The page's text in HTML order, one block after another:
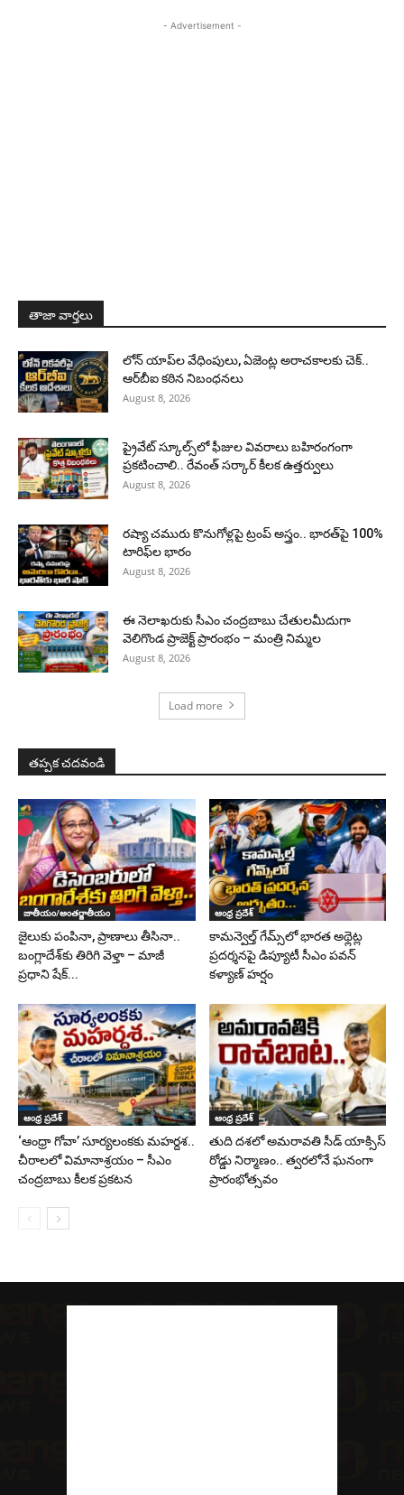
- Advertisement -
తాజా వార్తలు
లోన్ యాప్‌ల వేధింపులు, ఏజెంట్ల అరాచకాలకు చెక్..
ఆర్‌బీఐ కఠిన నిబంధనలు
August 8, 2026
ప్రైవేట్ స్కూల్స్‌లో ఫీజుల వివరాలు బహిరంగంగా
ప్రకటించాలి.. రేవంత్ సర్కార్ కీలక ఉత్తర్వులు
August 8, 2026
రష్యా చమురు కొనుగోళ్లపై ట్రంప్ అస్త్రం.. భారత్‌పై 100%
టారిఫ్‌ల భారం
August 8, 2026
ఈ నెలాఖరుకు సీఎం చంద్రబాబు చేతులమీదుగా
వెలిగొండ ప్రాజెక్ట్‌ ప్రారంభం – మంత్రి నిమ్మల
August 8, 2026
Load more
తప్పక చదవండి
జాతీయం/అంతర్జాతీయం
జైలుకు పంపినా, ప్రాణాలు తీసినా..
బంగ్లాదేశ్‌కు తిరిగి వెళ్తా – మాజీ
ప్రధాని షేక్...
ఆంధ్ర ప్రదేశ్
కామన్వెల్త్ గేమ్స్‌లో భారత అథ్లెట్ల
ప్రదర్శనపై డిప్యూటీ సీఎం పవన్
కళ్యాణ్ హర్షం
ఆంధ్ర ప్రదేశ్
‘ఆంధ్రా గోవా’ సూర్యలంకకు మహర్దశ..
చీరాలలో విమానాశ్రయం – సీఎం
చంద్రబాబు కీలక ప్రకటన
ఆంధ్ర ప్రదేశ్
తుది దశలో అమరావతి సీడ్ యాక్సిస్
రోడ్డు నిర్మాణం.. త్వరలోనే ఘనంగా
ప్రారంభోత్సవం